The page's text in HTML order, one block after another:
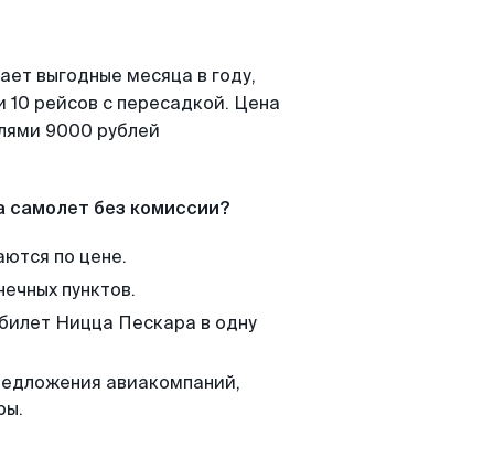
выгодные месяца в году,
рейсов с пересадкой. Цена
9000 рублей
самолет без комиссии?
по цене.
пунктов.
Ницца Пескара в одну
авиакомпаний,